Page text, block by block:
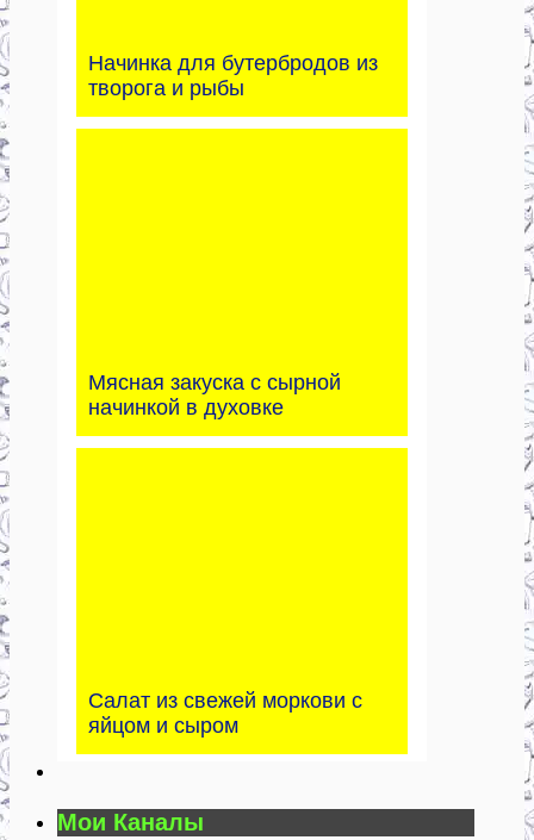
Начинка для бутербродов из
творога и рыбы
Мясная закуска с сырной
начинкой в духовке
Салат из свежей моркови с
яйцом и сыром
Мои Каналы